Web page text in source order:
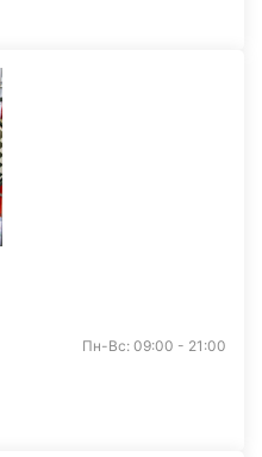
Пн-Вс: 09:00 - 21:00